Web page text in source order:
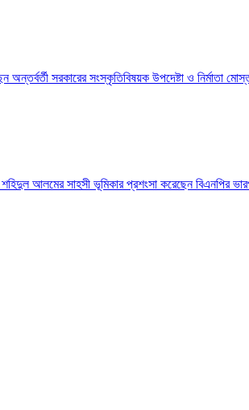
অন্তর্বর্তী সরকারের সংস্কৃতিবিষয়ক উপদেষ্টা ও
আলমের সাহসী ভূমিকার প্রশংসা করেছেন বিএনপির